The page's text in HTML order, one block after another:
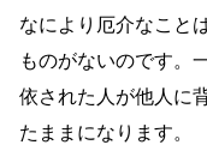
なにより厄介なこと
ものがないのです。
依された人が他人に
たままになります。